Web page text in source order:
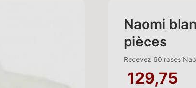
Naomi
pièces
Recevez 60 roses
129,75